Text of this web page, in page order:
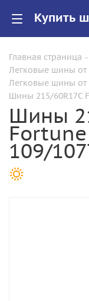
Главная страница -
Легковые шины от
Легковые шины от
Шины 215/60R17C
Шины
Fortune
109/